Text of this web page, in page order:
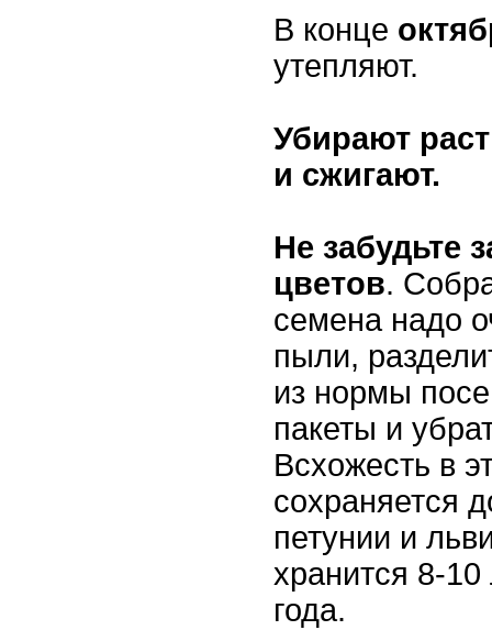
В конце
утепляют.
Убирают
и сжигают.
Не забудьте
цветов.
семена надо
пыли,
из нормы
пакеты и
Всхожесть в
сохраняется
петунии и
хранится 8-
года.